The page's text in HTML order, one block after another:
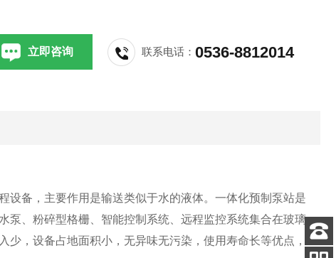
立即咨询 联系电话：0536-8812014
设备，主要作用是输送类似于水的液体。一体化预制泵站是
泵、粉碎型格栅、智能控制系统、远程监控系统集合在玻璃
，设备占地面积小，无异味无污染，使用寿命长等优点，
客服